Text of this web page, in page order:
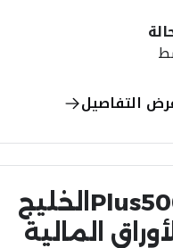
التفاصيل
Plus500الخليج
المالية